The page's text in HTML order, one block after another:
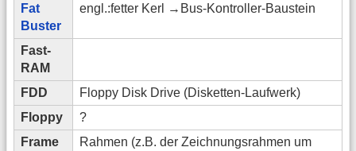
Fat
Buster
engl.:fetter Kerl →Bus-Kontroller-Baustein
Fast-
RAM
FDD
Floppy Disk Drive (Disketten-Laufwerk)
Floppy
?
Frame
Rahmen (z.B. der Zeichnungsrahmen um